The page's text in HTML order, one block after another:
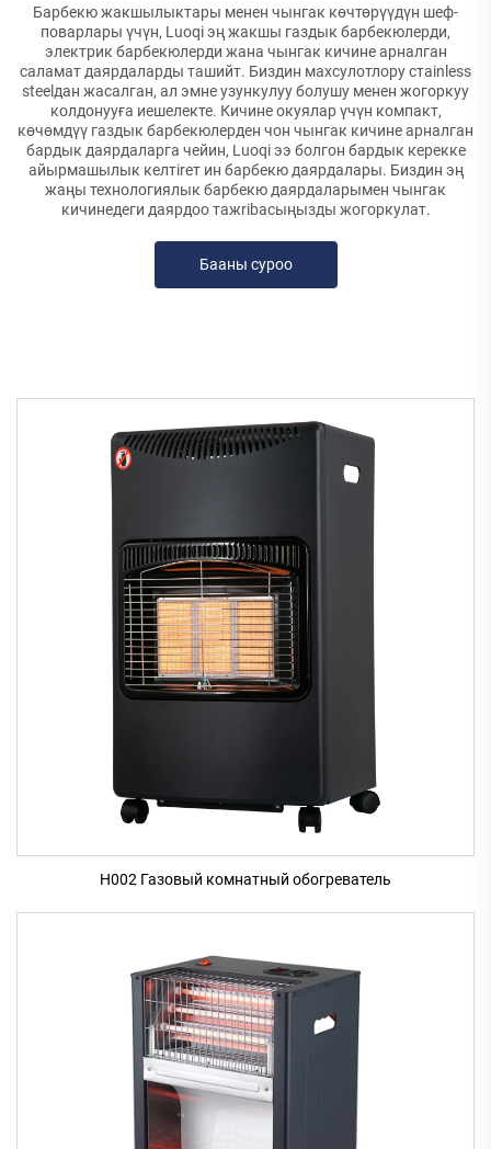
Барбекю жакшылыктары менен чынгак көчтөрүүдүн шеф-
поварлары үчүн, Luoqi эң жакшы газдык барбекюлерди,
электрик барбекюлерди жана чынгак кичине арналган
саламат даярдаларды ташийт. Биздин махсулотлору стainless
steelдан жасалган, ал эмне узункулуу болушу менен жогоркуу
колдонууға иешелекте. Кичине окуялар үчүн компакт,
көчөмдүү газдык барбекюлерден чон чынгак кичине арналган
бардык даярдаларга чейин, Luoqi ээ болгон бардык керекке
айырмашылык келтireт ин барбекю даярдалары. Биздин эң
жаңы технологиялык барбекю даярдаларымен чынгак
кичинедеги даярдоо тажribaсыңызды жогоркулат.
Бааны суроо
H002 Газовый комнатный обогреватель